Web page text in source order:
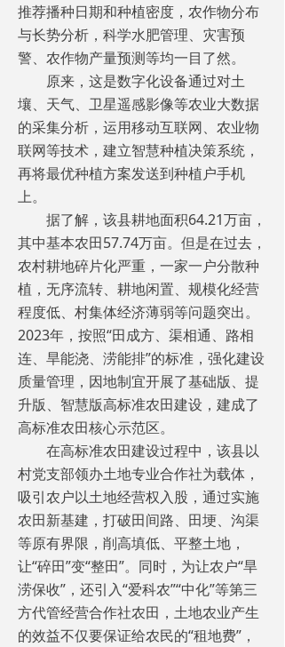
推荐播种日期和种植密度，农作物分布
与长势分析，科学水肥管理、灾害预
警、农作物产量预测等均一目了然。
原来，这是数字化设备通过对土
壤、天气、卫星遥感影像等农业大数据
的采集分析，运用移动互联网、农业物
联网等技术，建立智慧种植决策系统，
再将最优种植方案发送到种植户手机
上。
据了解，该县耕地面积64.21万亩，
其中基本农田57.74万亩。但是在过去，
农村耕地碎片化严重，一家一户分散种
植，无序流转、耕地闲置、规模化经营
程度低、村集体经济薄弱等问题突出。
2023年，按照“田成方、渠相通、路相
连、旱能浇、涝能排”的标准，强化建设
质量管理，因地制宜开展了基础版、提
升版、智慧版高标准农田建设，建成了
高标准农田核心示范区。
在高标准农田建设过程中，该县以
村党支部领办土地专业合作社为载体，
吸引农户以土地经营权入股，通过实施
农田新基建，打破田间路、田埂、沟渠
等原有界限，削高填低、平整土地，
让“碎田”变“整田”。同时，为让农户“旱
涝保收”，还引入“爱科农”“中化”等第三
方代管经营合作社农田，土地农业产生
的效益不仅要保证给农民的“租地费”，